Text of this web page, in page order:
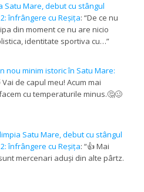
Satu Mare, debut cu stângul
înfrângere cu Reșița: “De ce nu
din moment ce nu are nicio
identitate sportiva cu…”
nou minim istoric în Satu Mare:
Vai de capul meu! Acum mai
cu temperaturile minus.🤔🥴
Satu Mare, debut cu stângul
înfrângere cu Reșița: “👍 Mai
mercenari aduși din alte pârtz.